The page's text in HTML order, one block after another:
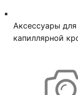
Аксессуары
капиллярной